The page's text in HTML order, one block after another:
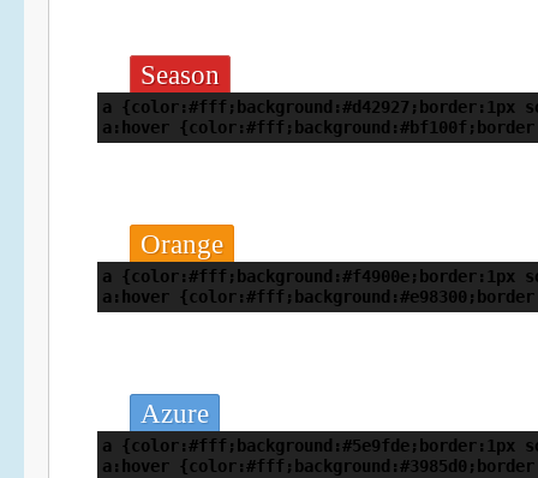
Season
a {color:#fff;background:#d42927;border:1px
a:hover
Orange
a {color:#fff;background:#f4900e;border:1px
a:hover
Azure
a {color:#fff;background:#5e9fde;border:1px
a:hover